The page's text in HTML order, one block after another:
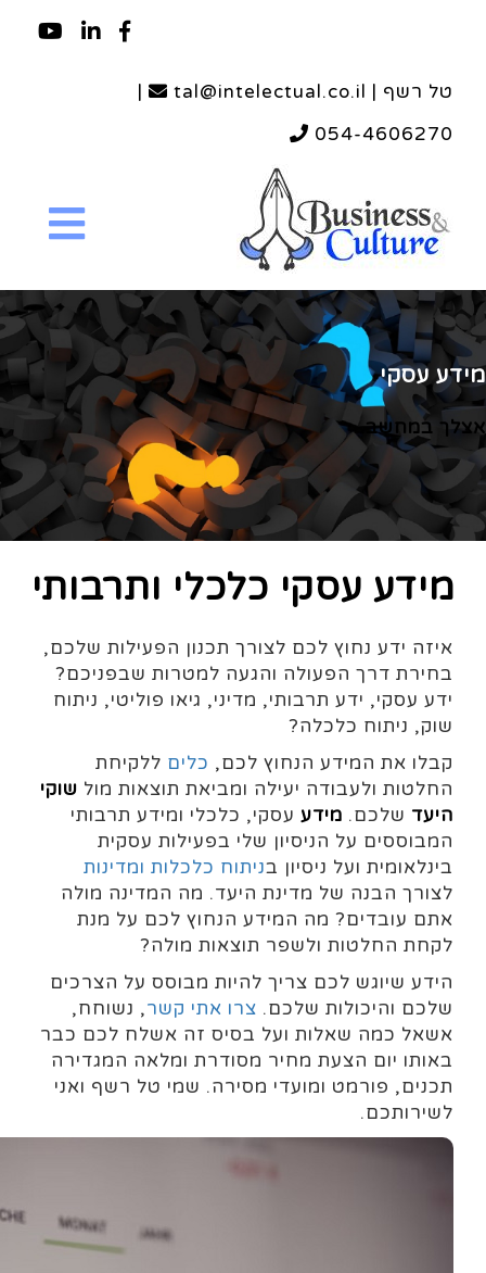
טל רשף | tal@intelectual.co.il
|
054-4606270
מידע עסקי
אצלך במחשב
מידע עסקי כלכלי ותרבותי
איזה ידע נחוץ לכם לצורך תכנון הפעילות שלכם,
בחירת דרך הפעולה והגעה למטרות שבפניכם?
ידע עסקי, ידע תרבותי, מדיני, גיאו פוליטי, ניתוח
שוק, ניתוח כלכלה?
קבלו את המידע הנחוץ לכם, כלים ללקיחת
החלטות ולעבודה יעילה ומביאת תוצאות מול שוקי
היעד שלכם. מידע עסקי, כלכלי ומידע תרבותי
המבוססים על הניסיון שלי בפעילות עסקית
בינלאומית ועל ניסיון בניתוח כלכלות ומדינות
לצורך הבנה של מדינת היעד. מה המדינה מולה
אתם עובדים? מה המידע הנחוץ לכם על מנת
לקחת החלטות ולשפר תוצאות מולה?
הידע שיוגש לכם צריך להיות מבוסס על הצרכים
שלכם והיכולות שלכם. צרו אתי קשר, נשוחח,
אשאל כמה שאלות ועל בסיס זה אשלח לכם כבר
באותו יום הצעת מחיר מסודרת ומלאה המגדירה
תכנים, פורמט ומועדי מסירה. שמי טל רשף ואני
לשירותכם.